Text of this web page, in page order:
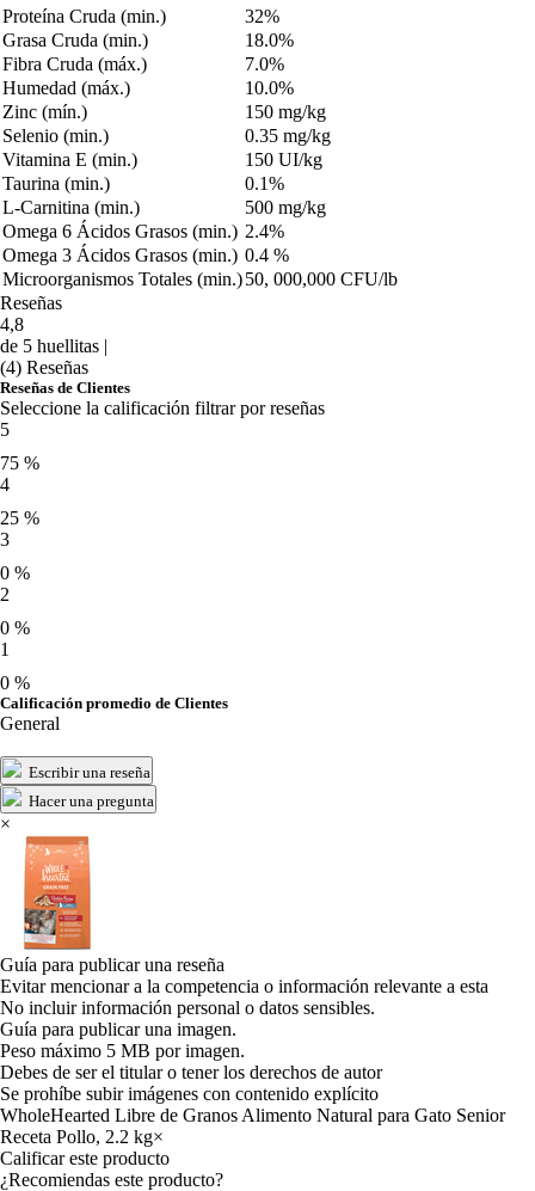
Proteína Cruda (min.)
32%
Grasa Cruda (min.)
18.0%
Fibra Cruda (máx.)
7.0%
Humedad (máx.)
10.0%
Zinc (mín.)
150 mg/kg
Selenio (min.)
0.35 mg/kg
Vitamina E (min.)
150 UI/kg
Taurina (min.)
0.1%
L-Carnitina (min.)
500 mg/kg
Omega 6 Ácidos Grasos (min.) 2.4%
Omega 3 Ácidos Grasos (min.) 0.4 %
Microorganismos Totales (min.)50, 000,000 CFU/lb
Reseñas
4,8
de 5 huellitas |
(4) Reseñas
Reseñas de Clientes
Seleccione la calificación filtrar por reseñas
5
75 %
4
25 %
3
0 %
2
0 %
1
0 %
Calificación promedio de Clientes
General
Escribir una reseña
Hacer una pregunta
×
Guía para publicar una reseña
Evitar mencionar a la competencia o información relevante a esta
No incluir información personal o datos sensibles.
Guía para publicar una imagen.
Peso máximo 5 MB por imagen.
Debes de ser el titular o tener los derechos de autor
Se prohíbe subir imágenes con contenido explícito
WholeHearted Libre de Granos Alimento Natural para Gato Senior
Receta Pollo, 2.2 kg×
Calificar este producto
Tu valoración
¿Recomiendas este producto?